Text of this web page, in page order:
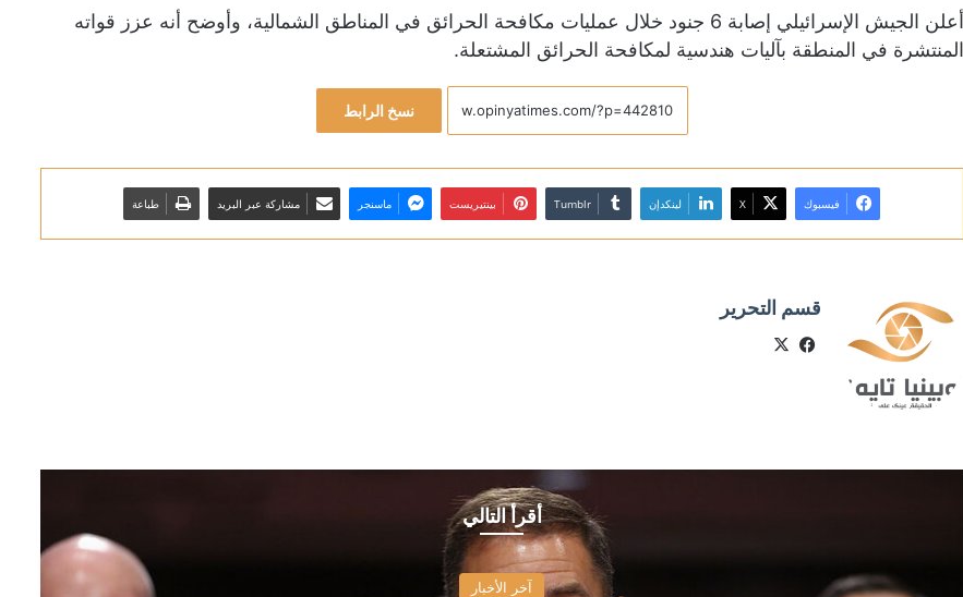
أعلن الجيش الإسرائيلي إصابة 6 جنود خلال عمليات مكافحة الحرائق في المناطق الشمالية، وأوضح أنه عزز قواته
المنتشرة في المنطقة بآليات هندسية لمكافحة الحرائق المشتعلة.
نسخ الرابط
فيسبوك X لينكدإن بينتيريست ماسنجر مشاركة عبر البريد طباعة
قسم التحرير
فيسبوك
أقرأ التالي
آخر الأخبار